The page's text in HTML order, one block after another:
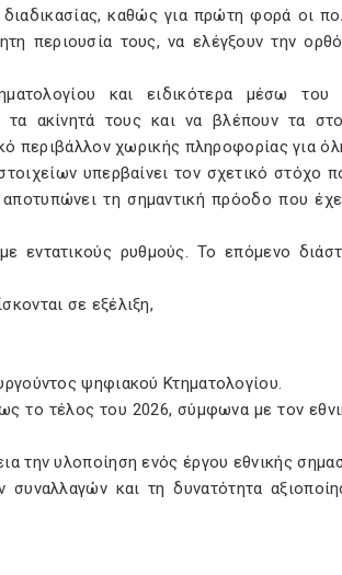
καθώς για πρώτη φορά οι
περιουσία τους, να ελέγξουν την
και ειδικότερα μέσω του
ακίνητά τους και να βλέπουν τα
περιβάλλον χωρικής πληροφορίας για
υπερβαίνει τον σχετικό στόχο
τη σημαντική πρόοδο που
εντατικούς ρυθμούς. Το επόμενο
σε εξέλιξη,
ψηφιακού Κτηματολογίου.
το τέλος του 2026, σύμφωνα με τον
την υλοποίηση ενός έργου εθνικής
και τη δυνατότητα